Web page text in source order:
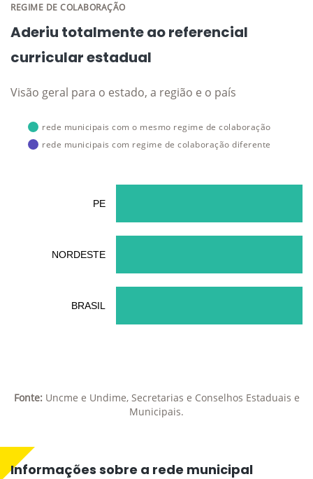
REGIME DE COLABORAÇÃO
Aderiu totalmente ao referencial
curricular estadual
Visão geral para o estado, a região e o país
rede municipais com o mesmo regime de colaboração
rede municipais com regime de colaboração diferente
PE
NORDESTE
BRASIL
Fonte:Uncme e Undime, Secretarias e Conselhos Estaduais e
Municipais.
Informações sobre a rede municipal